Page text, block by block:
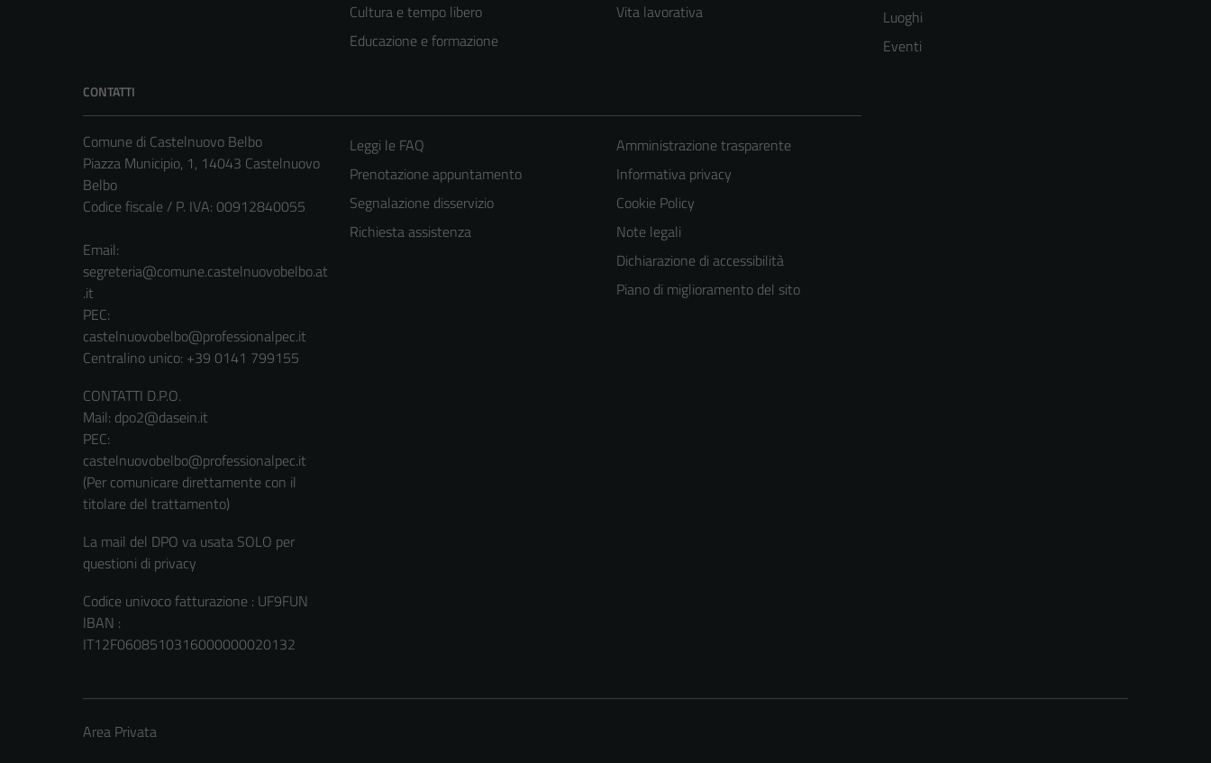
Cultura e tempo libero
Educazione e formazione
Vita lavorativa
Luoghi
Eventi
CONTATTI
Comune di Castelnuovo Belbo
Piazza Municipio, 1, 14043 Castelnuovo
Belbo
Codice fiscale / P. IVA: 00912840055
Email:
segreteria@comune.castelnuovobelbo.at
.it
PEC:
castelnuovobelbo@professionalpec.it
Centralino unico: +39 0141 799155
CONTATTI D.P.O.
Mail: dpo2@dasein.it
PEC:
castelnuovobelbo@professionalpec.it
(Per comunicare direttamente con il
titolare del trattamento)
La mail del DPO va usata SOLO per
questioni di privacy
Codice univoco fatturazione : UF9FUN
IBAN :
IT12F0608510316000000020132
Leggi le FAQ
Prenotazione appuntamento
Segnalazione disservizio
Richiesta assistenza
Amministrazione trasparente
Informativa privacy
Cookie Policy
Note legali
Dichiarazione di accessibilità
Piano di miglioramento del sito
Area Privata